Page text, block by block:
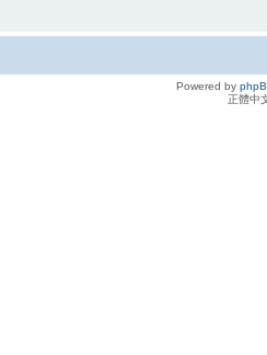
Powered by
正體中